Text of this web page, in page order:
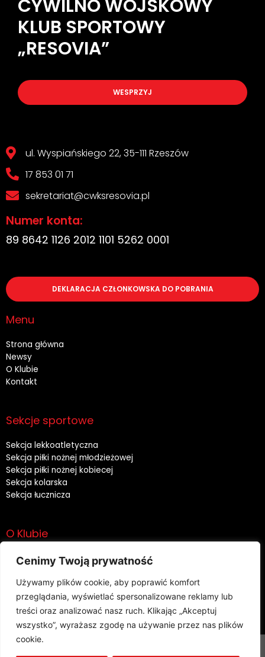
Cenimy Twoją prywatność
Używamy plików cookie, aby poprawić komfort
przeglądania, wyświetlać spersonalizowane reklamy lub
treści oraz analizować nasz ruch. Klikając „Akceptuj
wszystko”, wyrażasz zgodę na używanie przez nas plików
cookie.
CYWILNO WOJSKOWY
KLUB SPORTOWY
„RESOVIA”
WESPRZYJ
ul. Wyspiańskiego 22, 35-111 Rzeszów
17 853 01 71
sekretariat@cwksresovia.pl
Numer konta:
89 8642 1126 2012 1101 5262 0001
DEKLARACJA CZŁONKOWSKA DO POBRANIA
Menu
Strona główna
Newsy
O Klubie
Kontakt
Sekcje sportowe
Sekcja lekkoatletyczna
Sekcja piłki nożnej młodzieżowej
Sekcja piłki nożnej kobiecej
Sekcja kolarska
Sekcja łucznicza
O Klubie
Historia
Sponsorzy
Rodo